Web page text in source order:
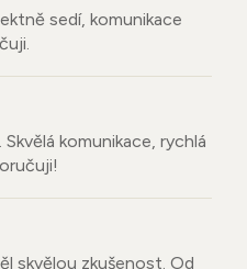
sedí, komunikace
komunikace, rychlá
skvělou zkušenost. Od